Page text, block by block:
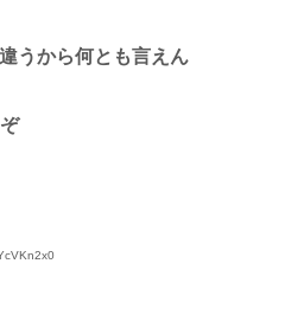
うから何とも言えん